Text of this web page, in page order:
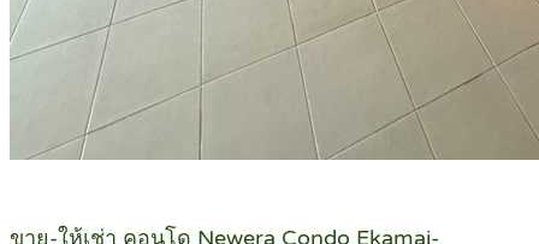
ขาย-ให้เช่า คอนโด Newera Condo Ekamai-